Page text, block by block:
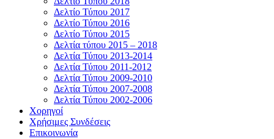
Δελτίο Τύπου 2017
Δελτίο Τύπου 2016
Δελτίο Τύπου 2015
Δελτία τύπου 2015 – 2018
Δελτία Τύπου 2013-2014
Δελτία Τύπου 2011-2012
Δελτία Τύπου 2009-2010
Δελτία Τύπου 2007-2008
Δελτία Τύπου 2002-2006
Χορηγοί
Χρήσιμες Συνδέσεις
Επικοινωνία